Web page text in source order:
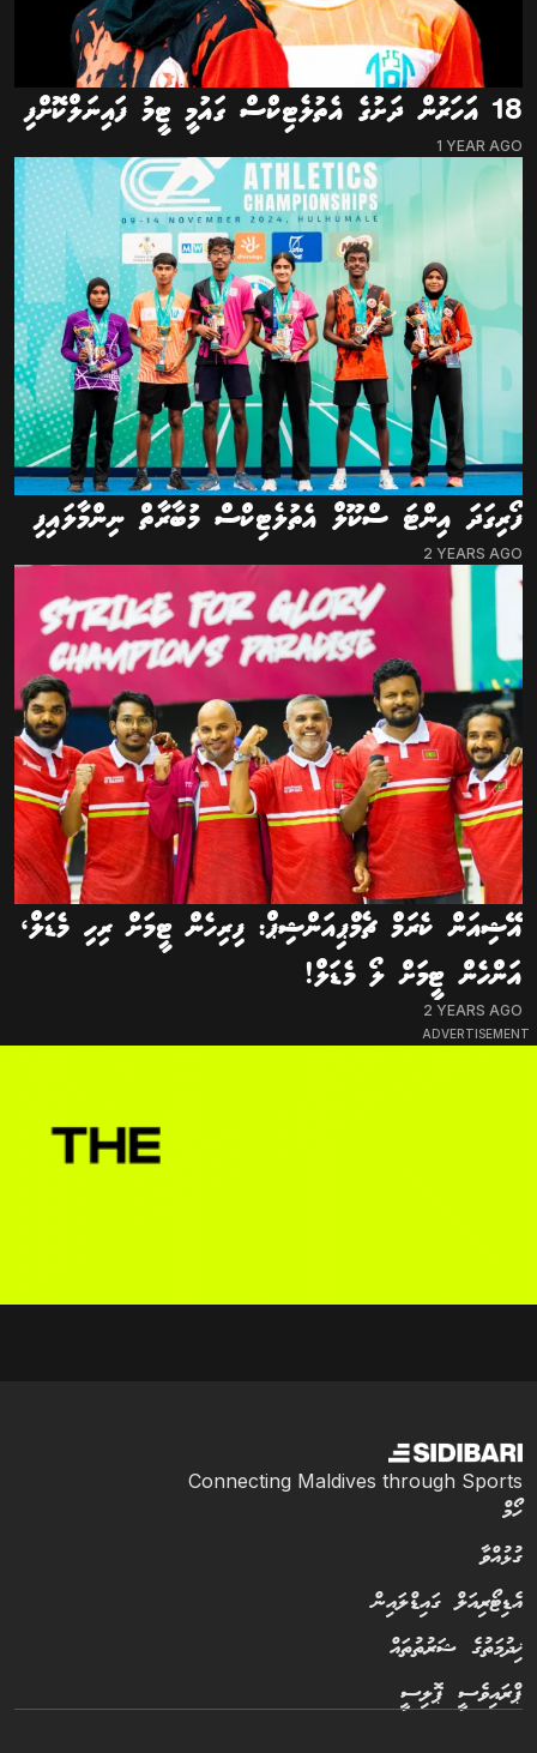
ADVERTISEMENT
18 އަހަރުން ދަށުގެ އެތުލެޓިކްސް ގައުމީ ޓީމު ފައިނަލްކޮށްފި
1 YEAR AGO
ފޯރިގަދަ އިންޓަ ސްކޫލް އެތުލެޓިކްސް މުބާރާތް ނިންމާލައިފި
2 YEARS AGO
އޭޝިއަން ކެރަމް ޗެމްޕިއަންޝިޕް: ފިރިހެން ޓީމަށް ރިހި މެޑަލް،
އަންހެން ޓީމަށް ލޯ މެޑަލް!
2 YEARS AGO
Connecting Maldives through Sports
ހޯމް
ގުޅުއްވާ
އެޑިޓޯރިއަލް ގައިޑްލައިން
ޚިދުމަތުގެ ޝަރުތުތައް
ޕްރައިވެސީ ޕޮލިސީ